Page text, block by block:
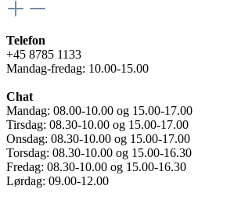
Telefon
+45 8785 1133
Mandag-fredag: 10.00-15.00
Chat
Mandag: 08.00-10.00 og 15.00-17.00
Tirsdag: 08.30-10.00 og 15.00-17.00
Onsdag: 08.30-10.00 og 15.00-17.00
Torsdag: 08.30-10.00 og 15.00-16.30
Fredag: 08.30-10.00 og 15.00-16.30
Lørdag: 09.00-12.00